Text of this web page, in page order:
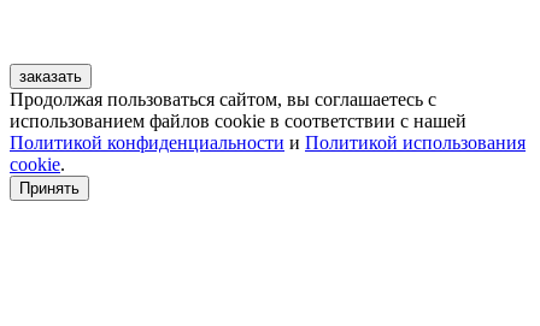
заказать
Продолжая пользоваться сайтом, вы соглашаетесь с
использованием файлов cookie в соответствии с нашей
Политикой конфиденциальности и Политикой использования
cookie.
Принять